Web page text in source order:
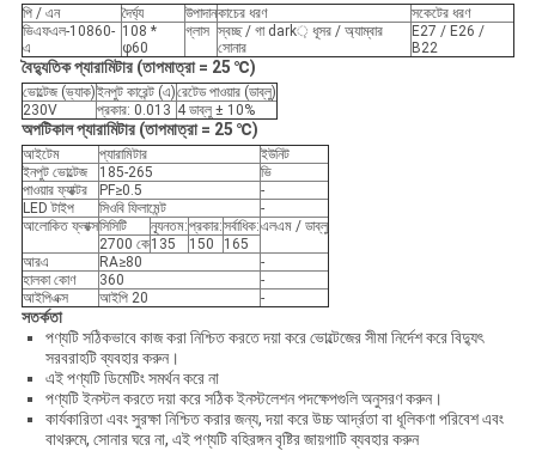
পি / এন দৈর্ঘ্য উপাদানকাচের ধরণ
সকেটের ধরণ
ভিএফএল-10860-
এ
108 *
φ60
গ্লাস স্বচ্ছ / গা dark় ধূসর / অ্যাম্বার
সোনার
E27 / E26 /
B22
বৈদ্যুতিক প্যারামিটার (তাপমাত্রা = 25 ℃)
ভোল্টেজ (ভ্যাক)ইনপুট কারেন্ট (এ)রেটেড পাওয়ার (ডাব্লু)
230V
প্রকার: 0.013 4 ডাব্লু ± 10%
অপটিকাল প্যারামিটার (তাপমাত্রা = 25 ℃)
আইটেম প্যারামিটার
ইউনিট
ইনপুট ভোল্টেজ
185-265
ভি
পাওয়ার ফ্যাক্টর
PF≥0.5
-
LED টাইপ
সিওবি ফিলামেন্ট
-
আলোকিত ফ্লাক্সসিসিটি ন্যূনতম:প্রকার:সর্বাধিক:এলএম / ডাব্লু
2700 কে135 150
165
আরএ
RA≥80
-
হালকা কোণ
360
-
আইপিএক্স
আইপি 20 -
সতর্কতা
পণ্যটি সঠিকভাবে কাজ করা নিশ্চিত করতে দয়া করে ভোল্টেজের সীমা নির্দেশ করে বিদ্যুৎ
সরবরাহটি ব্যবহার করুন।
এই পণ্যটি ডিমেটিং সমর্থন করে না
পণ্যটি ইনস্টল করতে দয়া করে সঠিক ইনস্টলেশন পদক্ষেপগুলি অনুসরণ করুন।
কার্যকারিতা এবং সুরক্ষা নিশ্চিত করার জন্য, দয়া করে উচ্চ আর্দ্রতা বা ধূলিকণা পরিবেশ এবং
বাথরুমে, সোনার ঘরে না, এই পণ্যটি বহিরঙ্গন বৃষ্টির জায়গাটি ব্যবহার করুন